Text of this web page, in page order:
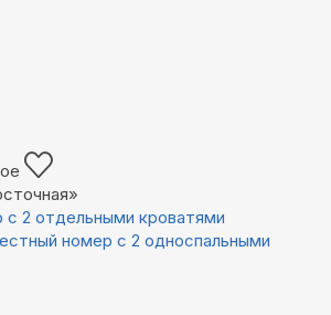
2 отдельными кроватями
номер с 2 односпальными